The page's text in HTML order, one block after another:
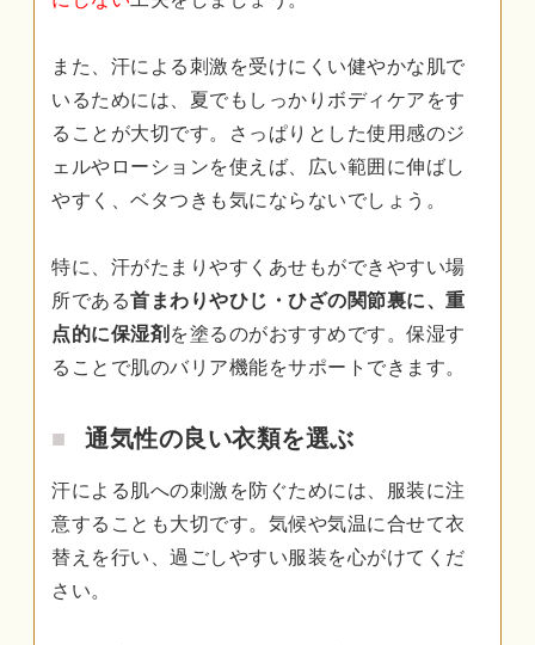
また、汗による刺激を受けにくい健やかな肌で
いるためには、夏でもしっかりボディケアをす
ることが大切です。さっぱりとした使用感のジ
ェルやローションを使えば、広い範囲に伸ばし
やすく、ベタつきも気にならないでしょう。
特に、汗がたまりやすくあせもができやすい場
所である首まわりやひじ・ひざの関節裏に、重
点的に保湿剤 を塗るのがおすすめです。保湿す
ることで肌のバリア機能をサポートできます。
通気性の良い衣類を選ぶ
汗による肌への刺激を防ぐためには、服装に注
意することも大切です。気候や気温に合せて衣
替えを行い、過ごしやすい服装を心がけてくだ
さい。